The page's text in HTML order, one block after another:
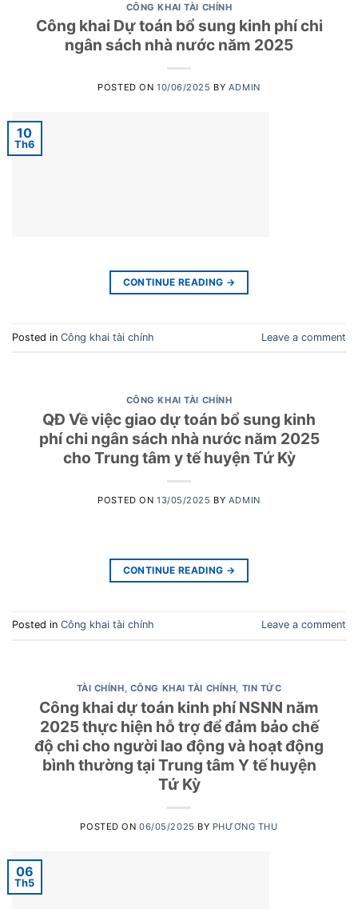
CÔNG KHAI TÀI CHÍNH
Công khai Dự toán bổ sung kinh phí chi
ngân sách nhà nước năm 2025
POSTED ON 10/06/2025 BY ADMIN
10
Th6
CONTINUE READING →
Posted in Công khai tài chính Leave a comment
CÔNG KHAI TÀI CHÍNH
QĐ Về việc giao dự toán bổ sung kinh
phí chi ngân sách nhà nước năm 2025
cho Trung tâm y tế huyện Tứ Kỳ
POSTED ON 13/05/2025 BY ADMIN
CONTINUE READING →
Posted in Công khai tài chính Leave a comment
TÀI CHÍNH, CÔNG KHAI TÀI CHÍNH, TIN TỨC
Công khai dự toán kinh phí NSNN năm
2025 thực hiện hỗ trợ để đảm bảo chế
độ chi cho người lao động và hoạt động
bình thường tại Trung tâm Y tế huyện
Tứ Kỳ
POSTED ON06/05/2025 BY PHƯƠNG THU
06
Th5